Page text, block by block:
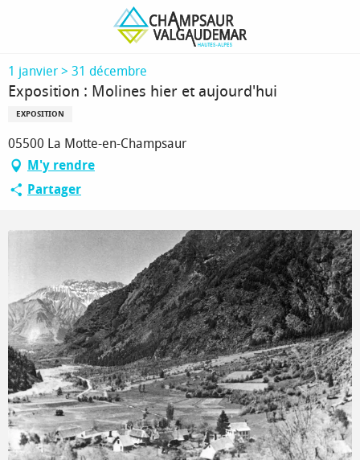
principal
Exposition : Molines hier et aujourd'hui
1 janvier > 31 décembre
Exposition : Molines hier et aujourd'hui
EXPOSITION
05500 La Motte-en-Champsaur
M'y rendre
Partager